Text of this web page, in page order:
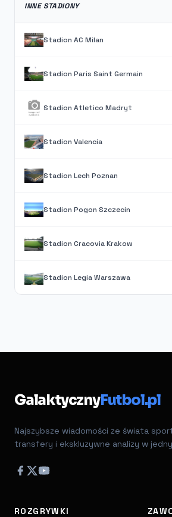
INNE STADIONY
Stadion AC Milan
Stadion Paris Saint Germain
Stadion Atletico Madryt
Stadion Valencia
Stadion Lech Poznan
Stadion Pogon Szczecin
Stadion Cracovia Krakow
Stadion Legia Warszawa
GalaktycznyFutbol.pl
Najszybsze wiadomości ze świata
transfery i ekskluzywne analizy w
ROZGRYWKI